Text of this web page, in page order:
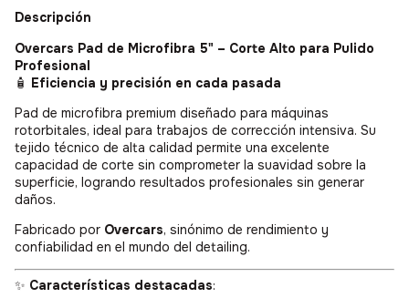
Descripción
Overcars Pad de Microfibra 5" – Corte Alto para Pulido
Profesional
🧴 Eficiencia y precisión en cada pasada
Pad de microfibra premium diseñado para máquinas
rotorbitales, ideal para trabajos de corrección intensiva. Su
tejido técnico de alta calidad permite una excelente
capacidad de corte sin comprometer la suavidad sobre la
superficie, logrando resultados profesionales sin generar
daños.
Fabricado por Overcars, sinónimo de rendimiento y
confiabilidad en el mundo del detailing.
✨ Características destacadas: